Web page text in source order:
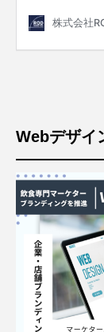
Webデザイ